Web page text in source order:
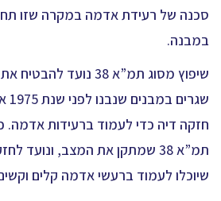
סכנה של רעידת אדמה במקרה שזו
במבנה.
שיפוץ מסוג תמ”א 38
חזקה דיה כדי לעמוד ברעידות אדמה.
תמ”א 38 שמתקן את המצב, ונועד
שיוכלו לעמוד ברעשי אדמה קלים